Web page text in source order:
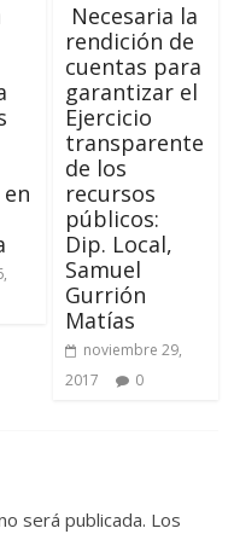
Necesaria la
rendición de
cuentas para
garantizar el
Ejercicio
transparente
de los
recursos
públicos:
Dip. Local,
Samuel
Gurrión
Matías
noviembre 29,
2017
0
será publicada. Los